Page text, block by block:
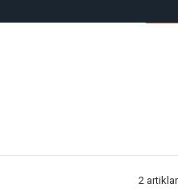
2 artiklar